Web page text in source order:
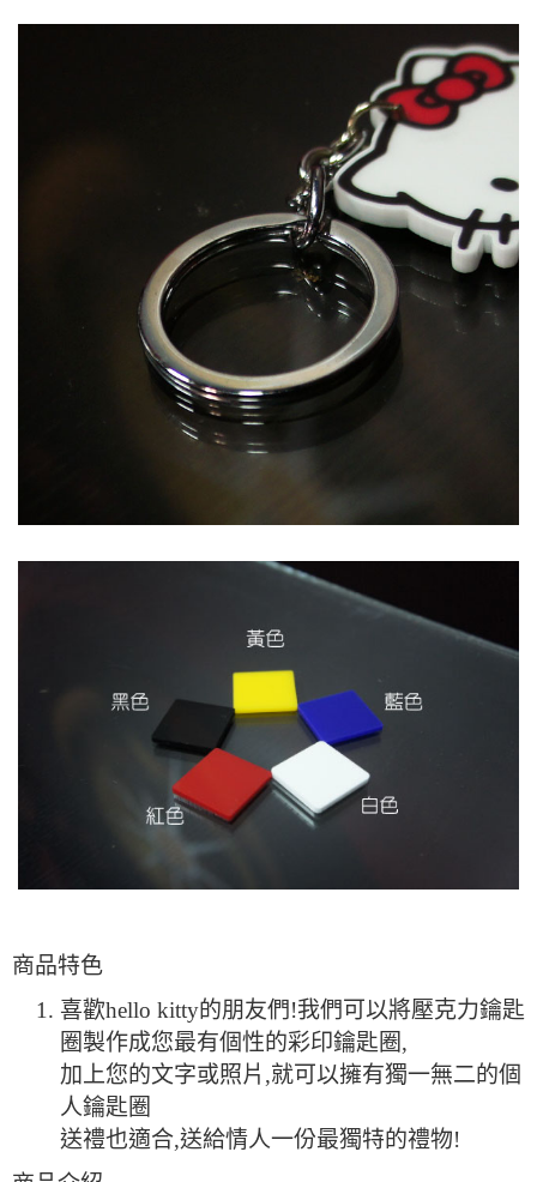
商品特色
喜歡hello kitty的朋友們!我們可以將壓克力鑰匙
圈製作成您最有個性的彩印鑰匙圈,
加上您的文字或照片,就可以擁有獨一無二的個
人鑰匙圈
送禮也適合,送給情人一份最獨特的禮物!